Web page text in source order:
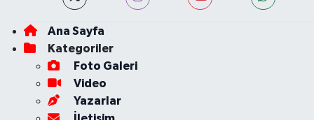
Ana Sayfa
Kategoriler
Foto Galeri
Video
Yazarlar